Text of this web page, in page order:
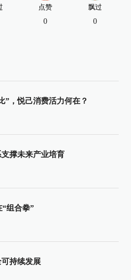
点赞
0
飘过
0
”，悦己消费活力何在？
撑未来产业培育
组合拳”
持续发展